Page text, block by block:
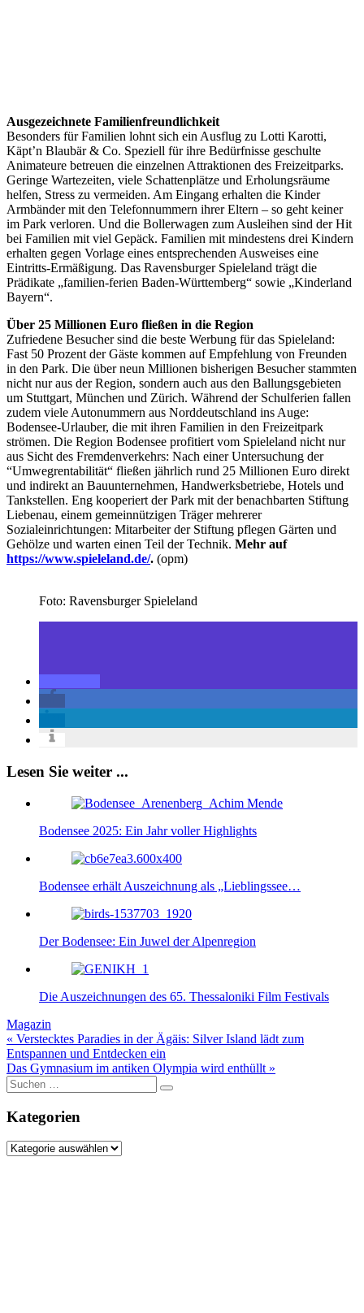
Ausgezeichnete Familienfreundlichkeit
Besonders für Familien lohnt sich ein Ausflug zu Lotti Karotti,
Käpt’n Blaubär & Co. Speziell für ihre Bedürfnisse geschulte
Animateure betreuen die einzelnen Attraktionen des Freizeitparks.
Geringe Wartezeiten, viele Schattenplätze und Erholungsräume
helfen, Stress zu vermeiden. Am Eingang erhalten die Kinder
Armbänder mit den Telefonnummern ihrer Eltern – so geht keiner
im Park verloren. Und die Bollerwagen zum Ausleihen sind der Hit
bei Familien mit viel Gepäck. Familien mit mindestens drei Kindern
erhalten gegen Vorlage eines entsprechenden Ausweises eine
Eintritts-Ermäßigung. Das Ravensburger Spieleland trägt die
Prädikate „familien-ferien Baden-Württemberg“ sowie „Kinderland
Bayern“.
Über 25 Millionen Euro fließen in die Region
Zufriedene Besucher sind die beste Werbung für das Spieleland:
Fast 50 Prozent der Gäste kommen auf Empfehlung von Freunden
in den Park. Die über neun Millionen bisherigen Besucher stammten
nicht nur aus der Region, sondern auch aus den Ballungsgebieten
um Stuttgart, München und Zürich. Während der Schulferien fallen
zudem viele Autonummern aus Norddeutschland ins Auge:
Bodensee-Urlauber, die mit ihren Familien in den Freizeitpark
strömen. Die Region Bodensee profitiert vom Spieleland nicht nur
aus Sicht des Fremdenverkehrs: Nach einer Untersuchung der
“Umwegrentabilität“ fließen jährlich rund 25 Millionen Euro direkt
und indirekt an Bauunternehmen, Handwerksbetriebe, Hotels und
Tankstellen. Eng kooperiert der Park mit der benachbarten Stiftung
Liebenau, einem gemeinnützigen Träger mehrerer
Sozialeinrichtungen: Mitarbeiter der Stiftung pflegen Gärten und
Gehölze und warten einen Teil der Technik. Mehr auf
https://www.spieleland.de/. (opm)
Foto: Ravensburger Spieleland
Lesen Sie weiter ...
Bodensee 2025: Ein Jahr voller Highlights
Bodensee erhält Auszeichnung als „Lieblingssee…
Der Bodensee: Ein Juwel der Alpenregion
Die Auszeichnungen des 65. Thessaloniki Film Festivals
Magazin
Beitragsnavigation
« Verstecktes Paradies in der Ägäis: Silver Island lädt zum
Entspannen und Entdecken ein
Das Gymnasium im antiken Olympia wird enthüllt »
Suche
nach:
Kategorien
Kategorien